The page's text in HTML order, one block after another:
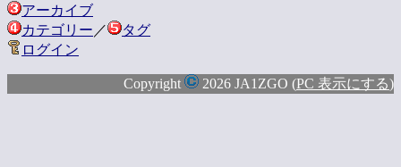
アーカイブ
カテゴリー ／
タグ
ログイン
Copyright 2026 JA1ZGO (PC 表示にする)